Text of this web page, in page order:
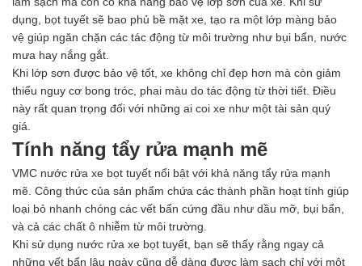
Bổ sung khoáng chất
Bổ gan và giải độc gan
Phòng và trị bệnh
Bổ sung dinh dưỡng tăng trọng
Hấp thụ khí độc Yucca
HÓA CHẤT XỬ LÝ NƯỚC
Xử lý nước hồ bơi
Xử lý nước sinh hoạt
Xử lý nước giếng khoan
Xử lý nước khác
DUNG MÔI CÔNG NGHIỆP
Pha sơn nước
Pha sơn epoxy
dụng, bọt tuyết sẽ bao phủ bề mặt xe, tạo ra một lớp màng bảo
vệ giúp ngăn chặn các tác động từ môi trường như bụi bẩn, nước
mưa hay nắng gắt.
Khi lớp sơn được bảo vệ tốt, xe không chỉ đẹp hơn mà còn giảm
thiểu nguy cơ bong tróc, phai màu do tác động từ thời tiết. Điều
này rất quan trọng đối với những ai coi xe như một tài sản quý
giá.
Tính năng tẩy rửa mạnh mẽ
VMC nước rửa xe bọt tuyết nổi bật với khả năng tẩy rửa mạnh
mẽ. Công thức của sản phẩm chứa các thành phần hoạt tính giúp
loại bỏ nhanh chóng các vết bẩn cứng đầu như dầu mỡ, bụi bẩn,
và cả các chất ô nhiễm từ môi trường.
Khi sử dụng nước rửa xe bọt tuyết, bạn sẽ thấy rằng ngay cả
những vết bẩn lâu ngày cũng dễ dàng được làm sạch chỉ với một